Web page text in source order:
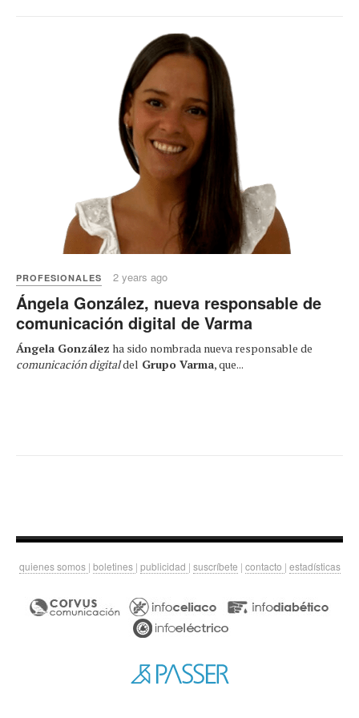
PROFESIONALES 2 years ago
Ángela González, nueva responsable de
comunicación digital de Varma
Ángela González ha sido nombrada nueva responsable de
comunicación digitaldel Grupo Varma, que...
quienes somos | boletines | publicidad | suscríbete | contacto | estadísticas